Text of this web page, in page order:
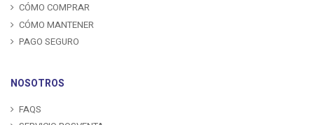
CÓMO COMPRAR
CÓMO MANTENER
PAGO SEGURO
NOSOTROS
FAQS